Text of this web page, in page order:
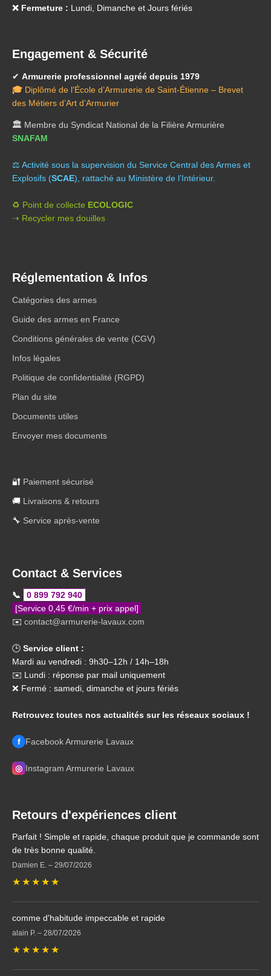
❌ Fermeture : Lundi, Dimanche et Jours fériés
Engagement & Sécurité
✔ Armurerie professionnel agréé depuis 1979
🎓 Diplômé de l’École d’Armurerie de Saint-Étienne – Brevet
des Métiers d’Art d’Armurier
🏛️ Membre du Syndicat National de la Filière Armurière
SNAFAM
⚖️ Activité sous la supervision du Service Central des Armes et
Explosifs (SCAE), rattaché au Ministère de l’Intérieur.
♻️ Point de collecte ECOLOGIC
➝ Recycler mes douilles
Réglementation & Infos
Catégories des armes
Guide des armes en France
Conditions générales de vente (CGV)
Infos légales
Politique de confidentialité (RGPD)
Plan du site
Documents utiles
Envoyer mes documents
🔐 Paiement sécurisé
🚚 Livraisons & retours
🔧 Service après-vente
Contact & Services
📞
0 899 792 940
[Service 0,45 €/min + prix appel]
✉️ contact@armurerie-lavaux.com
🕒 Service client :
Mardi au vendredi : 9h30–12h / 14h–18h
✉️ Lundi : réponse par mail uniquement
❌ Fermé : samedi, dimanche et jours fériés
Retrouvez toutes nos actualités sur les réseaux sociaux !
f Facebook Armurerie Lavaux
◎ Instagram Armurerie Lavaux
Retours d'expériences client
Parfait ! Simple et rapide, chaque produit que je commande sont
de très bonne qualité.
Damien E. – 29/07/2026
★ ★ ★ ★ ★
comme d'habitude impeccable et rapide
alain P. – 28/07/2026
★ ★ ★ ★ ★